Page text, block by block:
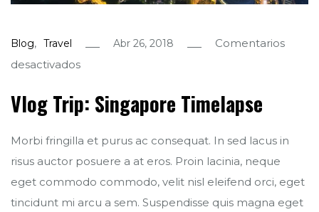
Blog, Travel Abr 26, 2018
Comentarios
desactivadosen
Trip:
Timelapse
Vlog Trip: Singapore Timelapse
Morbi fringilla et purus ac consequat. In sed lacus in
risus auctor posuere a at eros. Proin lacinia, neque
eget commodo commodo, velit nisl eleifend orci, eget
tincidunt mi arcu a sem. Suspendisse quis magna eget